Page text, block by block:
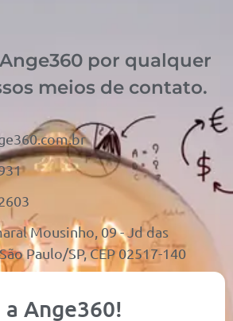
por qualquer
meios de contato.
Mousinho, 09 - Jd das
Paulo/SP, CEP 02517-140
a Ange360!